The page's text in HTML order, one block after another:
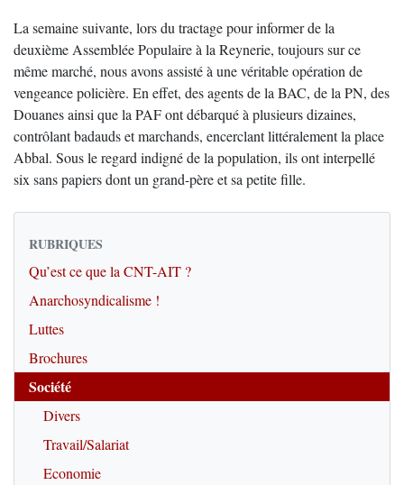
La semaine suivante, lors du tractage pour informer de la
deuxième Assemblée Populaire à la Reynerie, toujours sur ce
même marché, nous avons assisté à une véritable opération de
vengeance policière. En effet, des agents de la BAC, de la PN, des
Douanes ainsi que la PAF ont débarqué à plusieurs dizaines,
contrôlant badauds et marchands, encerclant littéralement la place
Abbal. Sous le regard indigné de la population, ils ont interpellé
six sans papiers dont un grand-père et sa petite fille.
RUBRIQUES
Qu’est ce que la CNT-AIT ?
Anarchosyndicalisme !
Luttes
Brochures
Société
Divers
Travail/Salariat
Economie